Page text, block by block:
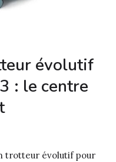
évolutif
: le centre
trotteur évolutif pour